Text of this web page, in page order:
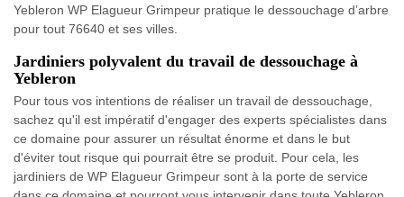
Yebleron WP Elagueur Grimpeur pratique le dessouchage d’arbre
pour tout 76640 et ses villes.
Jardiniers polyvalent du travail de dessouchage à
Yebleron
Pour tous vos intentions de réaliser un travail de dessouchage,
sachez qu'il est impératif d'engager des experts spécialistes dans
ce domaine pour assurer un résultat énorme et dans le but
d'éviter tout risque qui pourrait être se produit. Pour cela, les
jardiniers de WP Elagueur Grimpeur sont à la porte de service